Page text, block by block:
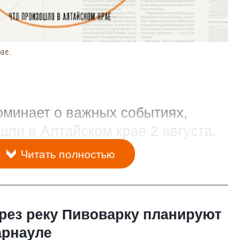
о важных событиях,
в Алтайском крае 2 августа.
Читать полностью
реку Пивоварку планируют